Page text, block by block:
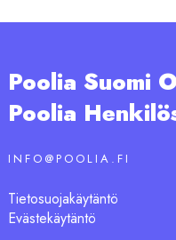
Poolia Suomi
Poolia
INFO@POOLIA.FI
Tietosuojakäytäntö
Evästekäytäntö